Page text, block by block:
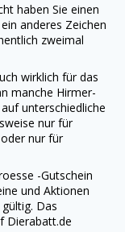
haben Sie einen
anderes Zeichen
zweimal
wirklich für das
manche Hirmer-
unterschiedliche
nur für
nur für
-Gutschein
und Aktionen
Das
Dierabatt.de